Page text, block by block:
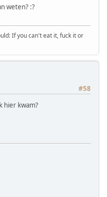
weten? :?
If you can't eat it, fuck it or
#58
hier kwam?